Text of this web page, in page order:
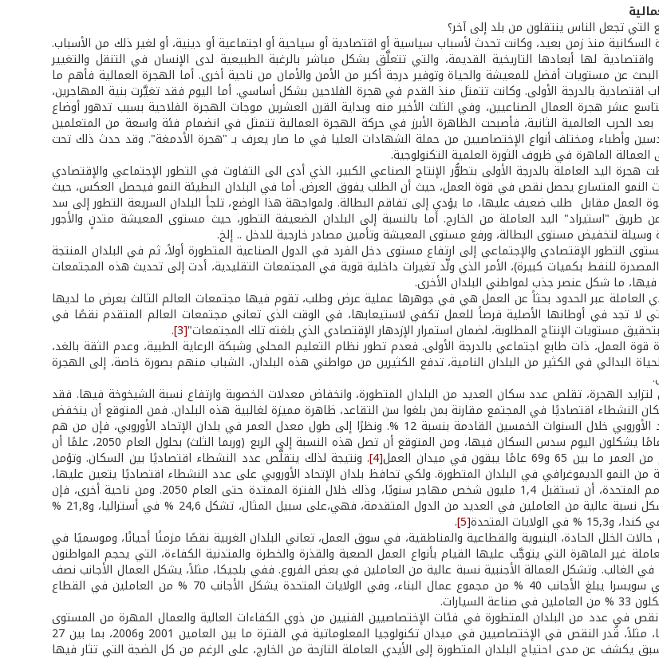
التي تجعل الناس ينتقلون من بلد إلى آخر؟
منذ زمن بعيد، وكانت تحدث لأسباب سياسية أو اقتصادية أو سياحية أو اجتماعية أو دينية، أو لغير ذلك من الأسباب.
لها أبعادها التاريخية القديمة، والتي تتعلَّق بشكل مباشر بالرغبة الطبيعية لدى الإنسان في التنقل والتغيير
عن مستويات أفضل للمعيشة والحياة وتوفير درجة أكبر من الأمن والأمان من ناحية أخرى. أما الهجرة العمالية فأهم ما
اقتصادية بالدرجة الأولى. وكانت تتمثل منذ القدم في هجرة الفلاحين بشكل أساسي. أما اليوم فقد تغيَّرت بنية المهاجرين،
عشر هجرة العمال الصناعيين، وفي الثلث الأخير منه وبداية القرن العشرين موجات الهجرة الفلاحية بسبب تدهور أوضاع
بعد الحرب العالمية الثانية، فأصبحت الظاهرة الأبرز في حركة الهجرة العمالية تتمثل في انضمام فئة واسعة من المتعلمين
وأطباء ومختلف أنواع الإختصاصيين من حملة الشهادات العليا في ما صار يعرف بـ "هجرة الأدمغة". وقد حدث ذلك تحت
العمالة الماهرة في ظروف الثورة العلمية التكنولوجية.
هجرة اليد العاملة بالدرجة الأولى بتطوُّر الإنتاج الصناعي الكبير، الذي أدى الى التفاوت في التطور الإجتماعي والإقتصادي
النمو المتسارع يحصل نقص في قوة العمل، حيث أن الطلب يفوق العرض. أما في البلدان البطيئة النمو فيحصل العكس، حيث
مقابل طلب ضعيف عليها، ما يؤدي إلى تفاقم البطالة. ولمواجهة هذا الوضع، تلجأ البلدان السريعة التطور إلى سد
"استيراد" اليد العاملة من الخارج. أما بالنسبة إلى البلدان الضعيفة التطور، حيث مستوى المعيشة متدنٍ والأجور
لتخفيض مستوى البطالة، ورفع مستوى المعيشة وتأمين مصادر خارجية للدخل .. إلخ.
التطور الإقتصادي والإجتماعي إلى ارتفاع مستوى دخل الفرد في الدول الصناعية المتطورة أولاً، ثم في البلدان المنتجة
المصدرة للنفط بكميات كبيرة)، الأمر الذي ولّد تغيرات داخلية قوية في المجتمعات التقليدية، أدت إلى تحديث هذه المجتمعات
ما شكل عنصر جذب لمواطني البلدان الأخرى.
العاملة عبر الحدود بحثاً عن العمل هي في جوهرها عملية عرض وطلب، تقوم فيها مجتمعات العالم الثالث بعرض ما لديها
لا تجد في أوطانها الأصلية فرصاً للعمل تكفي لاستيعابها، في الوقت الذي تعاني مجتمعات العالم المتقدم نقصًا في
مستويات الإنتاج المطلوبة، لضمان استمرار الإزدهار الإقتصادي الذي بلغته تلك المجتمعات"[3]
.
العمل، ذات طابع اجتماعي بالدرجة الأولى. فعدم تطور نظام التعليم المحلي وشبكة الرعاية الطبية، وعدم الثقة بالغد،
البدائي في الكثير من البلدان النامية، تدفع الكثيرين من مواطني هذه البلدان، الشباب منهم بصورة خاصة، إلى الهجرة
لتزايد الهجرة، تقلص عدد سكان العديد من البلدان المتطورة، وانخفاض معدلات الخصوبة وارتفاع نسبة الشيخوخة فيها. فقد
النشطاء اقتصاديًا في المجتمع مقارنة بمن بلغوا سن التقاعد، ظاهرة مميزة لغالبية هذه البلدان. فمن المتوقع أن ينخفض
عدد سكان بلدان الإتحاد الأوروبي خلال السنوات الخمسين القادمة بنسبة 12 %. ونظرًا إلى طول معدل العمر في بلدان الإتحاد الأوروبي، فإن من هم
في عمر يزيد على 65 عامًا يشكلون اليوم سدس السكان فيها، ومن المتوقع أن تصل هذه النسبة إلى الربع (وربما الثلث) بحلول العام 2050، علمًا أن
[4] . ونتيجة لذلك يتقلَّص عدد النشطاء اقتصاديًا بين السكان. وتؤمن
من النمو الديموغرافي في البلدان المتطورة. ولكي تحافظ بلدان الإتحاد الأوروبي على عدد النشطاء اقتصاديًا يتعين عليها،
حسب توقعات الأمم الأمم المتحدة، أن تستقبل 1,4 مليون شخص مهاجر سنويًا، وذلك خلال الفترة الممتدة حتى العام 2050. ومن ناحية أخرى، فإن
نسبة العمال الأجانب تشكل نسبة عالية من العاملين في العديد من الدول المتقدمة، فهي،على سبيل المثال، تشكل 24,6 % في أستراليا، و21,8 %
[5]
.
الخلل الحادة، البنيوية والقطاعية والمناطقية، في سوق العمل، تعاني البلدان الغربية نقصًا مزمنًا أحيانًا، وموسميًا في
غير الماهرة التي يتوجَّب عليها القيام بأنواع العمل الصعبة والقذرة والخطرة والمتدنية الكفاءة، التي يحجم المواطنون
في الغالب. وتشكل العمالة الأجنبية نسبة عالية من العاملين في بعض الفروع. ففي بلجيكا، مثلاً، يشكل العمال الأجانب نصف
عدد عمال المناجم، وفي سويسرا يبلغ الأجانب 40 % من مجموع عمال البناء، وفي الولايات المتحدة يشكل الأجانب 70 % من العاملين في القطاع
في عدد من البلدان المتطورة في فئات الإختصاصيين الفنيين من ذوي الكفاءات العالية والعمال المهرة من المستوى
المتوسط. ففي أستراليا، مثلاً، قُدر النقص في الإختصاصيين في ميدان تكنولوجيا المعلوماتية في الفترة ما بين العامين 2001 و2006، بما بين 27
يكشف عن مدى احتياج البلدان المتطورة إلى الأيدي العاملة النازحة من الخارج، على الرغم من كل الضجة التي تثار فيها